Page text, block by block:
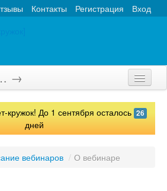
Вход
Регистрация
Контакты
→
кружок! До 1 сентября осталось 26
дней
вебинаров / О вебинаре